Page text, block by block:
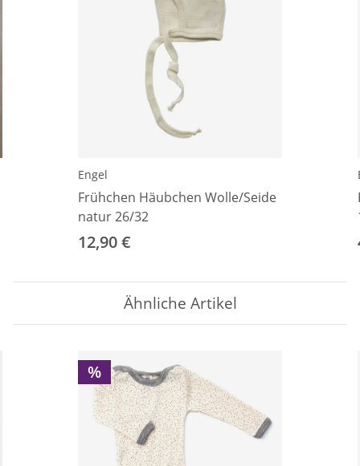
Engel
Frühchen Häubchen Wolle/Seide
natur 26/32
12,90 €
Ähnliche Artikel
%